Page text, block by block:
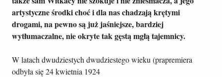
artystyczne środki choć i dla nas chadzają krętymi
drogami, na pewno są już jaśniejsze, bardziej
wytłumaczalne, nie okryte tak gęstą mgłą tajemnicy.
W latach dwudziestych dwudziestego wieku (prapremiera
odbyła się 24 kwietnia 1924